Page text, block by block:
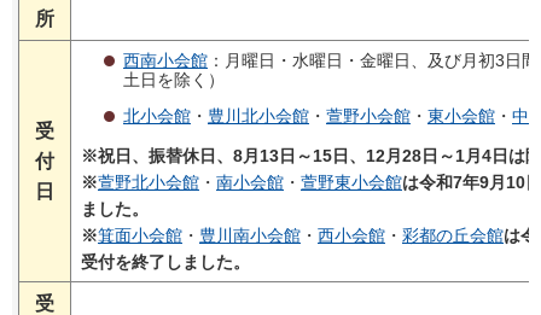
所
受
付
日
西南小会館 ：月曜日・水曜日・金曜日、及び月初3日
土日を除く）
北小会館 ・ 豊川北小会館 ・ 萱野小会館 ・ 東小会館 ・ 中
※祝日、振替休日、8月13日～15日、12月28日～1月4日は
※萱野北小会館 ・ 南小会館 ・ 萱野東小会館は令和7年9月10
ました。
※箕面小会館 ・ 豊川南小会館 ・ 西小会館 ・ 彩都の丘会館は
受付を終了しました。
受